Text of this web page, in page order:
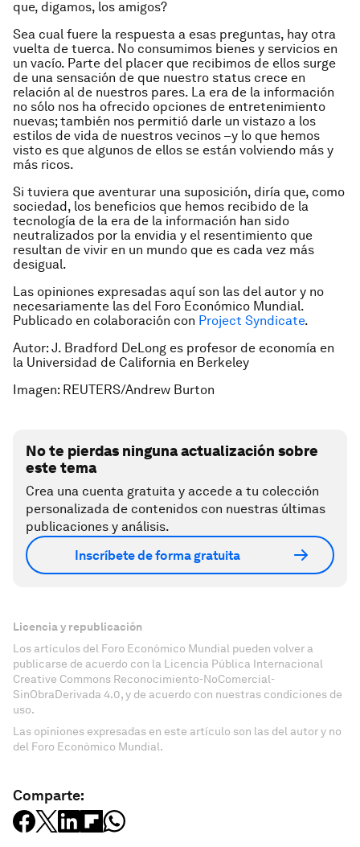
que, digamos, los amigos?
Sea cual fuere la respuesta a esas preguntas, hay otra
vuelta de tuerca. No consumimos bienes y servicios en
un vacío. Parte del placer que recibimos de ellos surge
de una sensación de que nuestro status crece en
relación al de nuestros pares. La era de la información
no sólo nos ha ofrecido opciones de entretenimiento
nuevas; también nos permitió darle un vistazo a los
estilos de vida de nuestros vecinos –y lo que hemos
visto es que algunos de ellos se están volviendo más y
más ricos.
Si tuviera que aventurar una suposición, diría que, como
sociedad, los beneficios que hemos recibido de la
tecnología de la era de la información han sido
neutralizados por la envidia y el resentimiento que
resultan de vivir en un mundo que es cada vez más
desigual.
Las opiniones expresadas aquí son las del autor y no
necesariamente las del Foro Económico Mundial.
Publicado en colaboración con Project Syndicate.
Autor: J. Bradford DeLong es profesor de economía en
la Universidad de California en Berkeley
Imagen: REUTERS/Andrew Burton
No te pierdas ninguna actualización sobre
este tema
Crea una cuenta gratuita y accede a tu colección
personalizada de contenidos con nuestras últimas
publicaciones y análisis.
Inscríbete de forma gratuita
Licencia y republicación
Los artículos del Foro Económico Mundial pueden volver a
publicarse de acuerdo con la Licencia Pública Internacional
Creative Commons Reconocimiento-NoComercial-
SinObraDerivada 4.0, y de acuerdo con nuestras condiciones de
uso.
Las opiniones expresadas en este artículo son las del autor y no
del Foro Económico Mundial.
Comparte: